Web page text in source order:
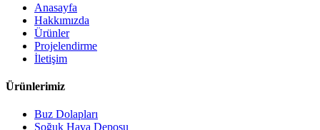
Anasayfa
Hakkımızda
Ürünler
Projelendirme
İletişim
Ürünlerimiz
Buz Dolapları
Soğuk Hava Deposu